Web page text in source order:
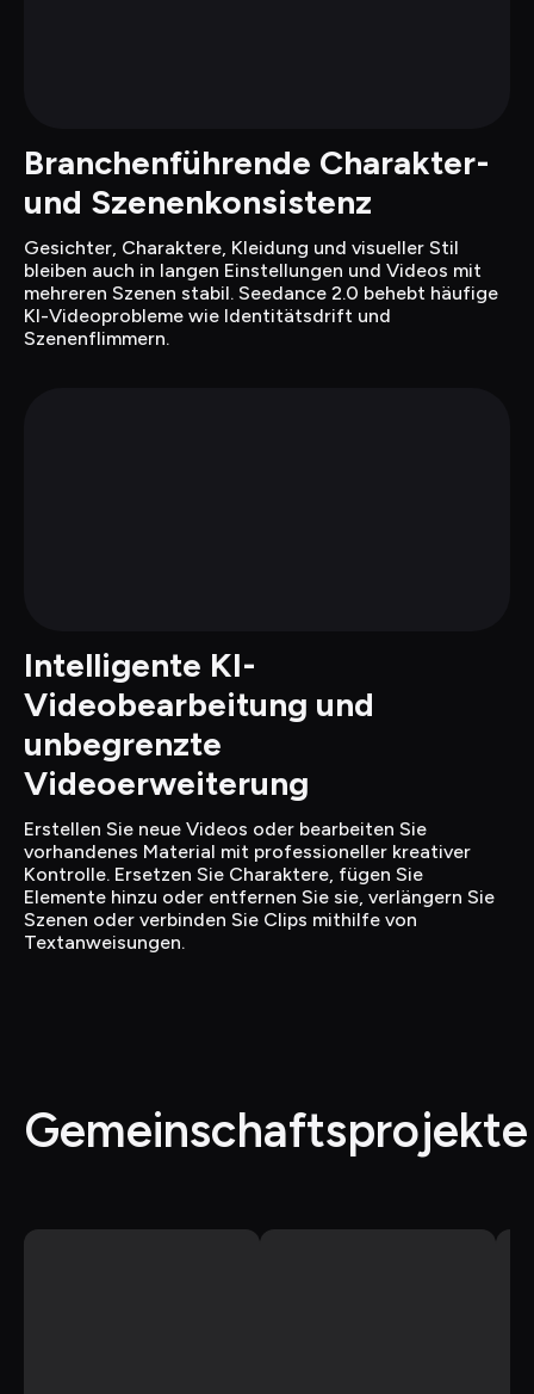
Branchenführende Charakter-
und Szenenkonsistenz
Gesichter, Charaktere, Kleidung und visueller Stil
bleiben auch in langen Einstellungen und Videos mit
mehreren Szenen stabil. Seedance 2.0 behebt häufige
KI-Videoprobleme wie Identitätsdrift und
Szenenflimmern.
Intelligente KI-
Videobearbeitung und
unbegrenzte
Videoerweiterung
Erstellen Sie neue Videos oder bearbeiten Sie
vorhandenes Material mit professioneller kreativer
Kontrolle. Ersetzen Sie Charaktere, fügen Sie
Elemente hinzu oder entfernen Sie sie, verlängern Sie
Szenen oder verbinden Sie Clips mithilfe von
Textanweisungen.
Gemeinschaftsprojekte